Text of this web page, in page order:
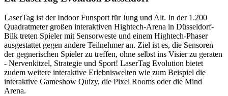
LaserTag ist der Indoor Funsport für Jung und Alt. In der 1.200
Quadratmeter großen interaktiven Hightech-Arena in Düsseldorf-
Bilk treten Spieler mit Sensorweste und einem Hightech-Phaser
ausgestattet gegen andere Teilnehmer an. Ziel ist es, die Sensoren
der gegnerischen Spieler zu treffen, ohne selbst ins Visier zu geraten
- Nervenkitzel, Strategie und Sport! LaserTag Evolution bietet
zudem weitere interaktive Erlebniswelten wie zum Beispiel die
interaktive Gameshow Quizy, die Pixel Rooms oder die Mind
Arena.